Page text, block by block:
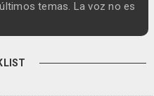
temas. La voz no es